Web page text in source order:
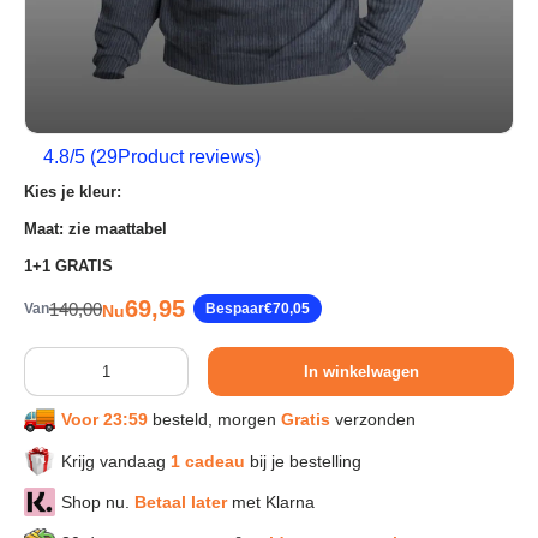
Sport & Herstel
Wonen & Interieur
Kids & Speelgoed
Huisdieren
Huishouden & Schoonmaak
Keuken & Koken
Verlichting & Sfeer
4.8/5 (29Product reviews)
Kies je kleur:
Maat: zie maattabel
1+1 GRATIS
VanReguliere prijs
140,00Verkoopprijs
Nu69,95 Bespaar€70,05
Aantal
In winkelwagen
Voor 23:59 besteld, morgen Gratis verzonden
Krijg vandaag 1 cadeau bij je bestelling
Shop nu. Betaal latermet Klarna